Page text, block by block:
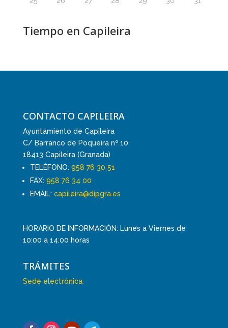
Tiempo en Capileira
CONTACTO CAPILEIRA
Ayuntamiento de Capileira
C/ Barranco de Poqueira nº 10
18413 Capileira (Granada)
TELÉFONO: 958 76 30 51
FAX: 958 76 34 00
EMAIL: capileira@dipgra.es
HORARIO DE INFORMACIÓN: Lunes a Viernes de
10:00 a 14:00 horas
TRÁMITES
Sede electrónica